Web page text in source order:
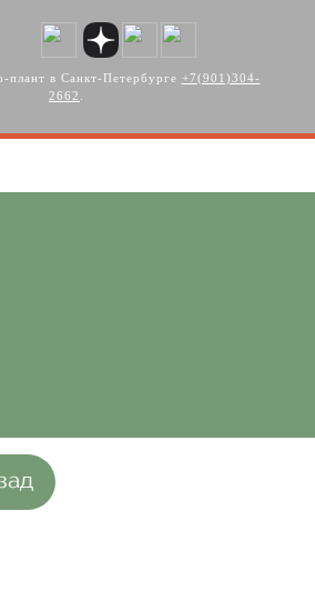
плант в Санкт-Петербурге +7(901)304-
2662